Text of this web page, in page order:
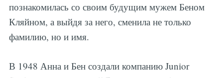
познакомилась со своим будущим мужем Беном
Кляйном, а выйдя за него, сменила не только
фамилию, но и имя.
В 1948 Анна и Бен создали компанию Junior